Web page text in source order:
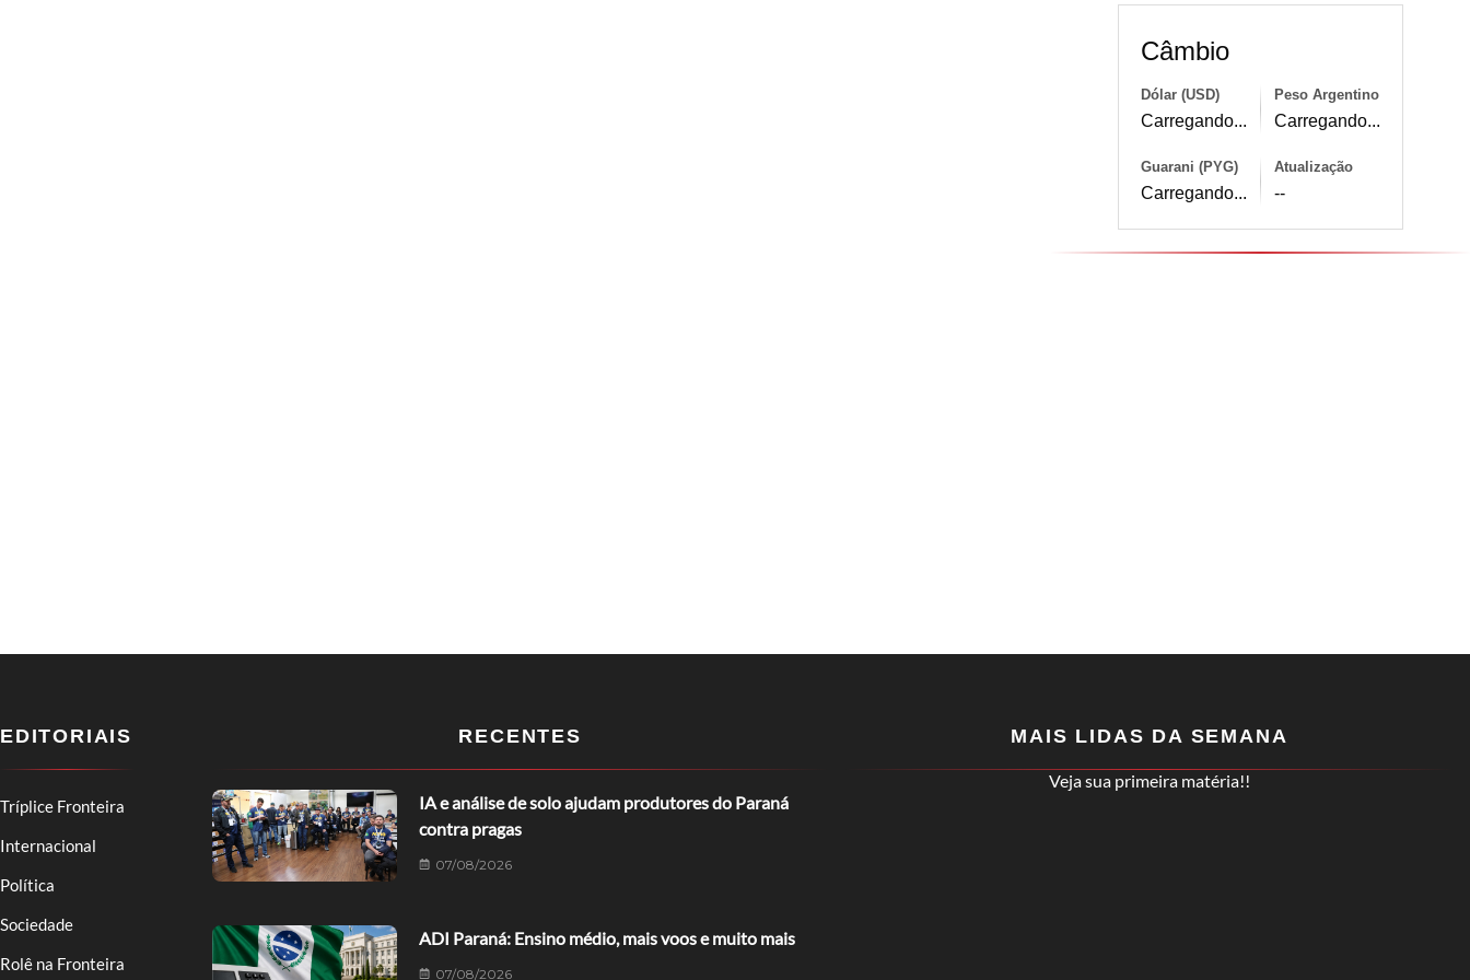
Câmbio
Dólar (USD)
Carregando...
Peso Argentino
Carregando...
Guarani (PYG)
Carregando...
Atualização
--
EDITORIAIS
Tríplice Fronteira
Internacional
Política
Sociedade
Rolê na Fronteira
RECENTES
IA e análise de solo ajudam produtores do Paraná
contra pragas
07/08/2026
ADI Paraná: Ensino médio, mais voos e muito mais
07/08/2026
MAIS LIDAS DA SEMANA
Veja sua primeira matéria!!